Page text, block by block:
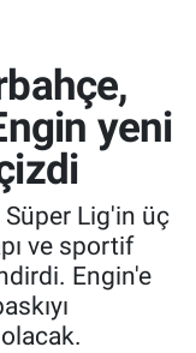
yeni
Lig'in üç
ve sportif
Engin'e